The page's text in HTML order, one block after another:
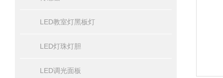
LED教室灯黑板灯
LED灯珠灯胆
LED调光面板